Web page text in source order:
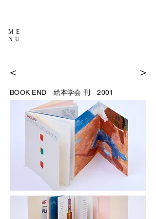
ME
NU
＜ ＞
BOOK END 絵本学会 刊 2001